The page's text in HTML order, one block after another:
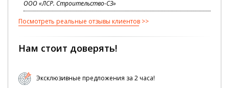
ООО «ЛСР. Строительство-СЗ»
Посмотреть реальные отзывы клиентов
Нам стоит доверять!
Эксклюзивные предложения за 2 часа!